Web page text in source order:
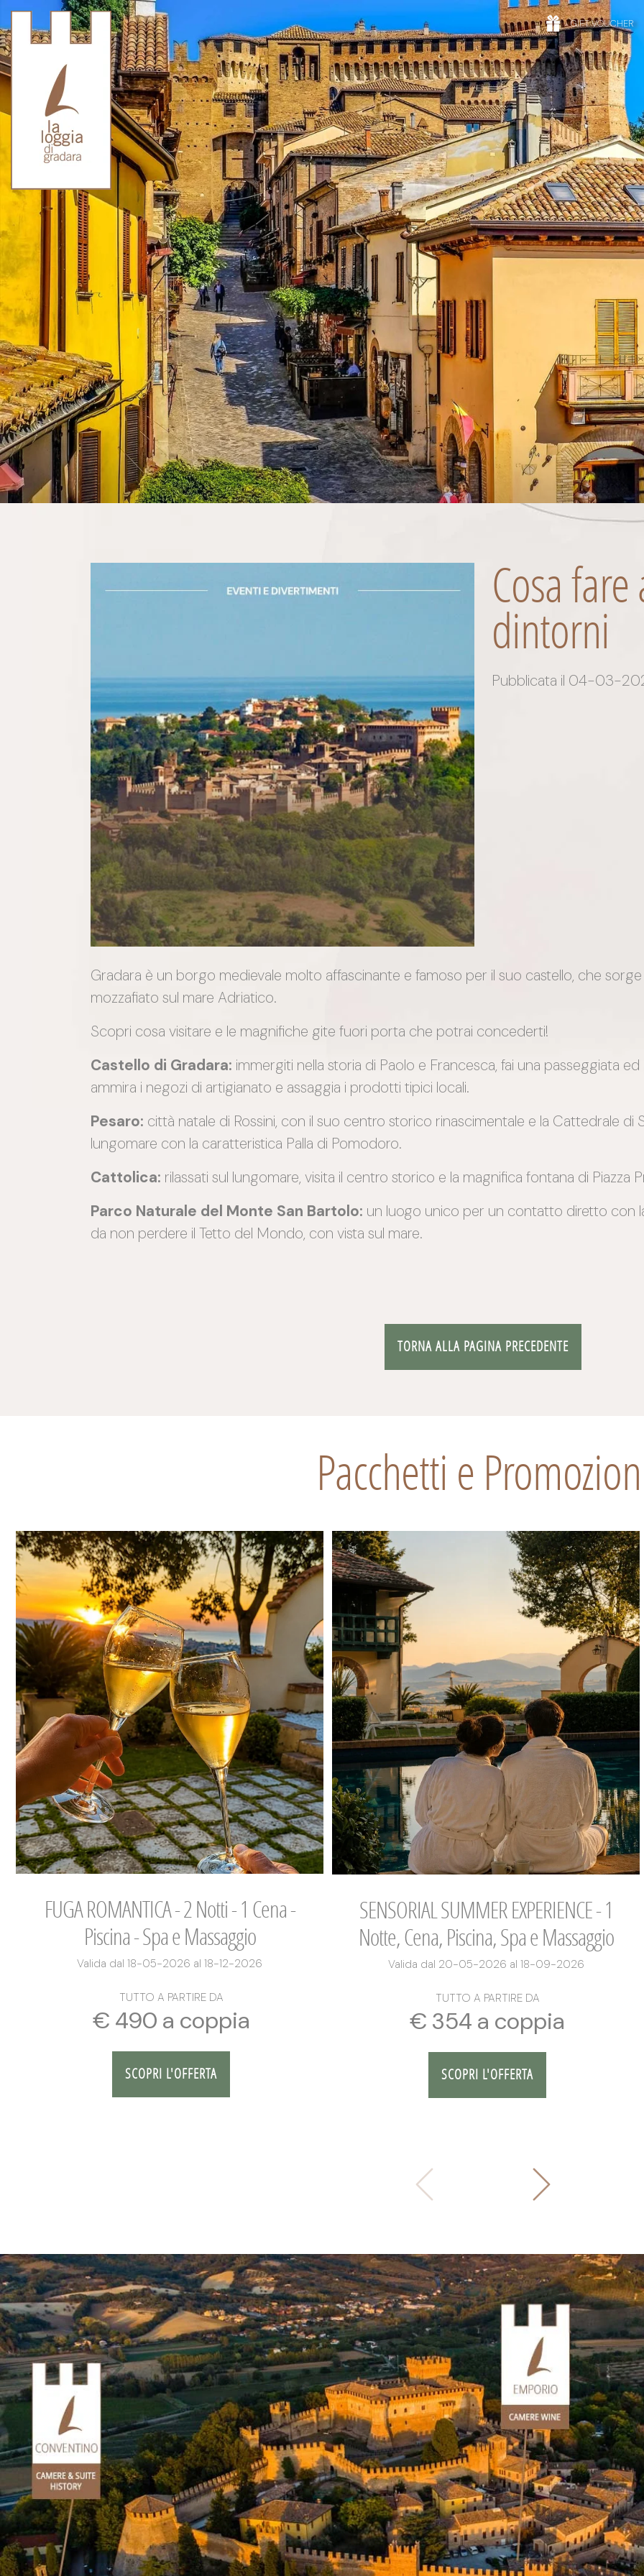
GIFT VOUCHER
Cosa
dintorni
Pubblicata il 04-03-
Gradara è un borgo medievale molto affascinante e famoso per il suo castello, che
mozzafiato sul mare Adriatico.
Scopri cosa visitare e le magnifiche gite fuori porta che potrai concederti!
Castello di Gradara: immergiti nella storia di Paolo e Francesca, fai una passeggiata
ammira i negozi di artigianato e assaggia i prodotti tipici locali.
Pesaro: città natale di Rossini, con il suo centro storico rinascimentale e la Cattedrale di
lungomare con la caratteristica Palla di Pomodoro.
Cattolica: rilassati sul lungomare, visita il centro storico e la magnifica fontana di Piazza
Parco Naturale del Monte San Bartolo: un luogo unico per un contatto diretto con
da non perdere il Tetto del Mondo, con vista sul mare.
TORNA ALLA PAGINA PRECEDENTE
Pacchetti e
FUGA ROMANTICA - 2 Notti - 1 Cena -
Piscina - Spa e Massaggio
Valida dal 18-05-2026 al 18-12-2026
TUTTO A PARTIRE DA
€ 490 a coppia
SCOPRI L'OFFERTA
SENSORIAL SUMMER EXPERIENCE - 1
Notte, Cena, Piscina, Spa e Massaggio
Valida dal 20-05-2026 al 18-09-2026
TUTTO A PARTIRE DA
€ 354 a coppia
SCOPRI L'OFFERTA